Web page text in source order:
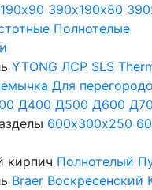
390х190х80
Полнотелые
YTONG ЛСР SLS
Для
Д400 Д500 Д600
600х300х250
кирпич Полнотелый
Braer Воскресенский